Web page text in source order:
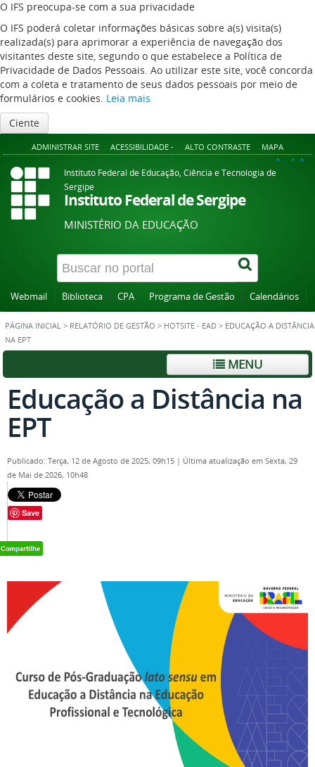
O IFS preocupa-se com a sua privacidade
O IFS poderá coletar informações básicas sobre a(s) visita(s)
realizada(s) para aprimorar a experiência de navegação dos
visitantes deste site, segundo o que estabelece a Política de
Privacidade de Dados Pessoais. Ao utilizar este site, você concorda
com a coleta e tratamento de seus dados pessoais por meio de
formulários e cookies. Leia mais
Ciente
ADMINISTRAR SITE ACESSIBILIDADE - ALTO CONTRASTE MAPA
A+ A A-
Instituto Federal de Educação, Ciência e Tecnologia de
Sergipe
Instituto Federal de Sergipe
MINISTÉRIO DA EDUCAÇÃO
Webmail Biblioteca CPA Programa de Gestão Calendários
PÁGINA INICIAL > RELATÓRIO DE GESTÃO > HOTSITE - EAD > EDUCAÇÃO A DISTÂNCIA
NA EPT
MENU
Educação a Distância na
EPT
Publicado: Terça, 12 de Agosto de 2025, 09h15 | Última atualização em Sexta, 29
de Mai de 2026, 10h48
Save